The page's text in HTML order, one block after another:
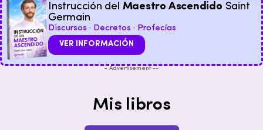
Instrucción del Maestro Ascendido Saint
Germain
Discursos · Decretos · Profecías
VER INFORMACIÓN
- Advertisement --
Mis libros